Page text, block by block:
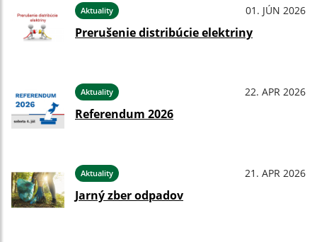
Aktuality 01. JÚN 2026
Prerušenie distribúcie elektriny
Aktuality 22. APR 2026
Referendum 2026
Aktuality 21. APR 2026
Jarný zber odpadov